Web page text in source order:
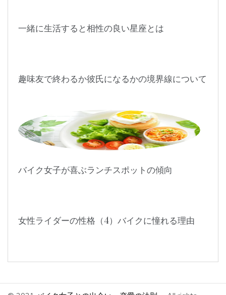
一緒に生活すると相性の良い星座とは
趣味友で終わるか彼氏になるかの境界線について
バイク女子が喜ぶランチスポットの傾向
女性ライダーの性格（4）バイクに憧れる理由